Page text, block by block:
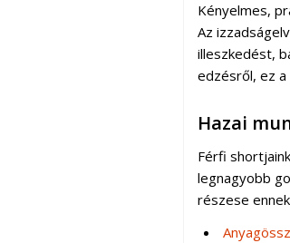
Kényelmes,
Az
illeszkedést,
edzésről, ez
Hazai
Férfi
legnagyobb
részese